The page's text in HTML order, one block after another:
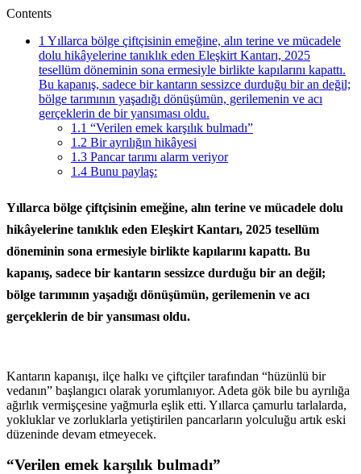
Contents
1 Yıllarca bölge çiftçisinin emeğine, alın terine ve mücadele
dolu hikâyelerine tanıklık eden Eleşkirt Kantarı, 2025
tesellüm döneminin sona ermesiyle birlikte kapılarını kapattı.
Bu kapanış, sadece bir kantarın sessizce durduğu bir an değil;
bölge tarımının yaşadığı dönüşümün, gerilemenin ve acı
gerçeklerin de bir yansıması oldu.
1.1 “Verilen emek karşılık bulmadı”
1.2 Bir ayrılığın hikâyesi
1.3 Pancar tarımı alarm veriyor
1.4 Bunu paylaş:
Yıllarca bölge çiftçisinin emeğine, alın terine ve mücadele dolu
hikâyelerine tanıklık eden Eleşkirt Kantarı, 2025 tesellüm
döneminin sona ermesiyle birlikte kapılarını kapattı. Bu
kapanış, sadece bir kantarın sessizce durduğu bir an değil;
bölge tarımının yaşadığı dönüşümün, gerilemenin ve acı
gerçeklerin de bir yansıması oldu.
Kantarın kapanışı, ilçe halkı ve çiftçiler tarafından “hüzünlü bir
vedanın” başlangıcı olarak yorumlanıyor. Adeta gök bile bu ayrılığa
ağırlık vermişçesine yağmurla eşlik etti. Yıllarca çamurlu tarlalarda,
yokluklar ve zorluklarla yetiştirilen pancarların yolculuğu artık eski
düzeninde devam etmeyecek.
“Verilen emek karşılık bulmadı”